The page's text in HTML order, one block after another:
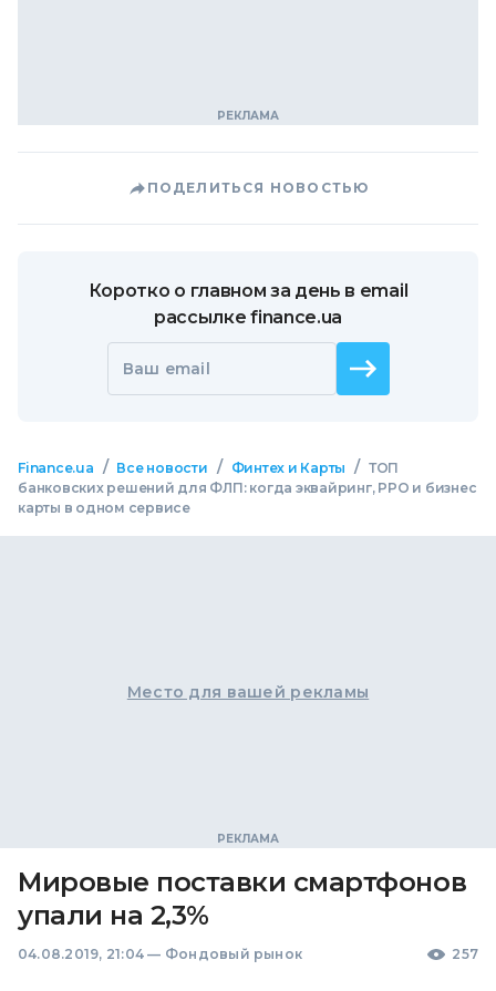
ПОДЕЛИТЬСЯ НОВОСТЬЮ
Коротко о главном за день в email
рассылке finance.ua
Ваш email
Finance.ua / Все новости / Финтех и Карты / ТОП
банковских решений для ФЛП: когда эквайринг, РРО и бизнес
карты в одном сервисе
Место для вашей рекламы
Мировые поставки смартфонов
упали на 2,3%
04.08.2019, 21:04 — Фондовый рынок 257